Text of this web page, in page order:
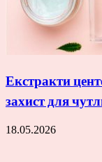
Екстракти
захист для
18.05.2026